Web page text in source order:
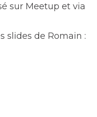
sur Meetup et via
slides de Romain :